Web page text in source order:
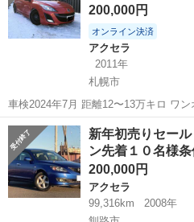
200,000円
オンライン決済
アクセラ
2011年
札幌市
車検2024年7月 距離12〜13万キロ ワンオーナー車
パドルシフト プッシュスタート アイドリングストップ スマートキー
純正エンジンスターター ナビ、TV ド
北海道 札幌市 アクセラ
新年初売りセー
ン先着１０名様
200,000円
アクセラ
99,316km
2008年